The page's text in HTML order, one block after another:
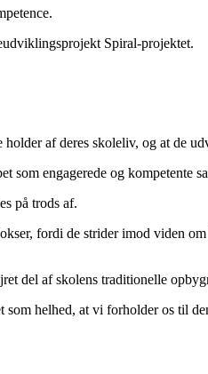
Spiral-projektet.
af deres skoleliv, og at de
engagerede og
på trods af.
fordi de strider imod viden
del af skolens traditionelle
helhed, at vi forholder os til